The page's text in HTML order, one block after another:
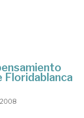
Floridablanca